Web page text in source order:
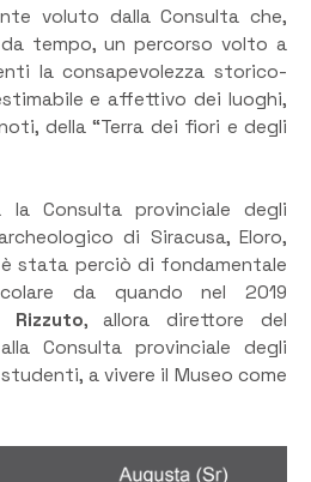
voluto dalla Consulta che,
tempo, un percorso volto a
la consapevolezza storico-
e affettivo dei luoghi,
della “Terra dei fiori e degli
la Consulta provinciale degli
di Siracusa, Eloro,
è stata perciò di fondamentale
da quando nel 2019
Rizzuto, allora direttore del
Consulta provinciale degli
a vivere il Museo come